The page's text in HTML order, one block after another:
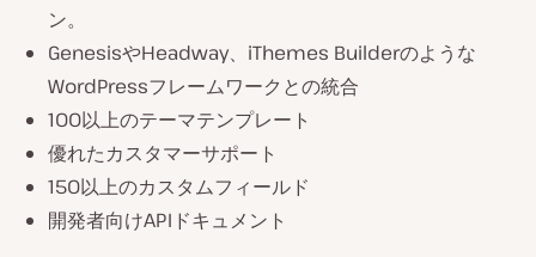
ン。
GenesisやHeadway、iThemes Builderのような
WordPressフレームワークとの統合
100以上のテーマテンプレート
優れたカスタマーサポート
150以上のカスタムフィールド
開発者向けAPIドキュメント